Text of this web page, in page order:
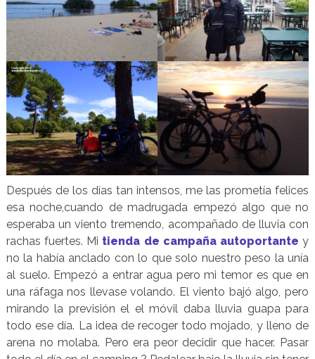
Después de los días tan intensos, me las prometía felices
esa noche,cuando de madrugada empezó algo que no
esperaba un viento tremendo, acompañado de lluvia con
rachas fuertes. Mi tienda de campaña autoportante y
no la había anclado con lo que solo nuestro peso la unía
al suelo. Empezó a entrar agua pero mi temor es que en
una ráfaga nos llevase volando. El viento bajó algo, pero
mirando la previsión el el móvil daba lluvia guapa para
todo ese día. La idea de recoger todo mojado, y lleno de
arena no molaba. Pero era peor decidir que hacer. Pasar